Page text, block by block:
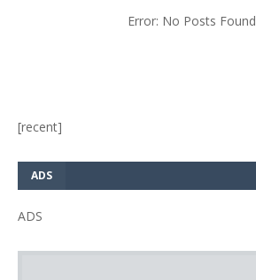
Error: No Posts Found
[recent]
ADS
ADS